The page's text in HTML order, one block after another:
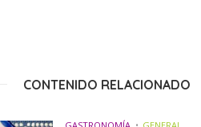
CONTENIDO RELACIONADO